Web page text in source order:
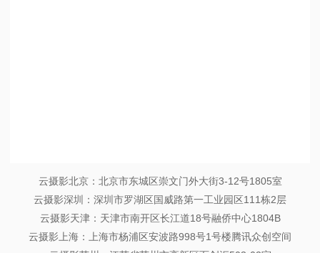
云摄影北京：北京市东城区崇文门外大街3-12号1805室
云摄影深圳：深圳市罗湖区国威路第一工业园区111栋2层
云摄影天津：天津市南开区长江道18号融侨中心1804B
云摄影上海：上海市杨浦区安波路998号1号楼腾讯众创空间